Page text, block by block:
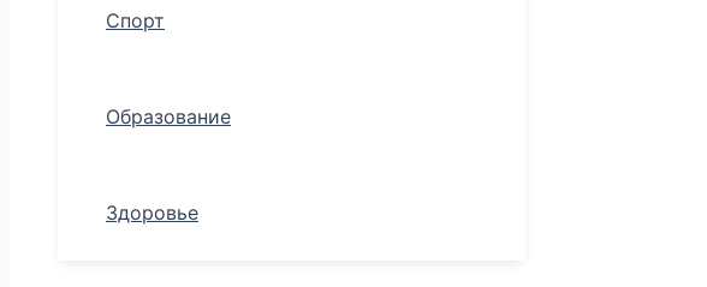
Спорт
Образование
Здоровье